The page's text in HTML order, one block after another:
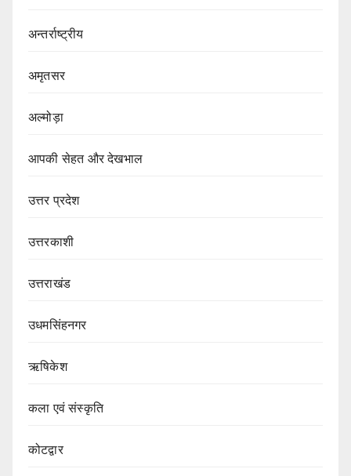
अन्तर्राष्ट्रीय
अमृतसर
अल्मोड़ा
आपकी सेहत और देखभाल
उत्तर प्रदेश
उत्तरकाशी
उत्तराखंड
उधमसिंहनगर
ऋषिकेश
कला एवं संस्कृति
कोटद्वार